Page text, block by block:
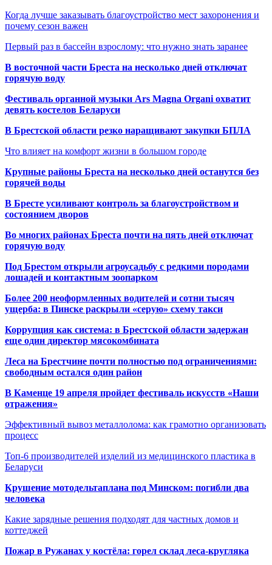
Когда лучше заказывать благоустройство мест захоронения и
почему сезон важен
Первый раз в бассейн взрослому: что нужно знать заранее
В восточной части Бреста на несколько дней отключат
горячую воду
Фестиваль органной музыки Ars Magna Organi охватит
девять костелов Беларуси
В Брестской области резко наращивают закупки БПЛА
Что влияет на комфорт жизни в большом городе
Крупные районы Бреста на несколько дней останутся без
горячей воды
В Бресте усиливают контроль за благоустройством и
состоянием дворов
Во многих районах Бреста почти на пять дней отключат
горячую воду
Под Брестом открыли агроусадьбу с редкими породами
лошадей и контактным зоопарком
Более 200 неоформленных водителей и сотни тысяч
ущерба: в Пинске раскрыли «серую» схему такси
Коррупция как система: в Брестской области задержан
еще один директор мясокомбината
Леса на Брестчине почти полностью под ограничениями:
свободным остался один район
В Каменце 19 апреля пройдет фестиваль искусств «Наши
отражения»
Эффективный вывоз металлолома: как грамотно организовать
процесс
Топ-6 производителей изделий из медицинского пластика в
Беларуси
Крушение мотодельтаплана под Минском: погибли два
человека
Какие зарядные решения подходят для частных домов и
коттеджей
Пожар в Ружанах у костёла: горел склад леса-кругляка